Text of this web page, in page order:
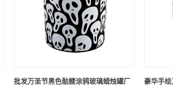
批发万圣节黑色骷髅涂鸦玻璃蜡烛罐厂
豪华手